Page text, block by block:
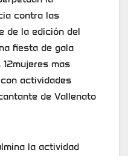
contra las
de la edición del
fiesta de gala
mas
actividades
de Vallenato
la actividad